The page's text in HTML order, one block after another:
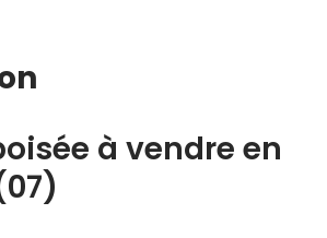
à vendre en